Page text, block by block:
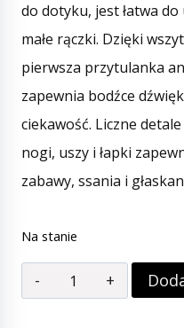
do dotyku, jest łatwa
małe rączki. Dzięki
pierwsza przytulanka
zapewnia bodźce
ciekawość. Liczne
nogi, uszy i łapki
zabawy, ssania i
Na stanie